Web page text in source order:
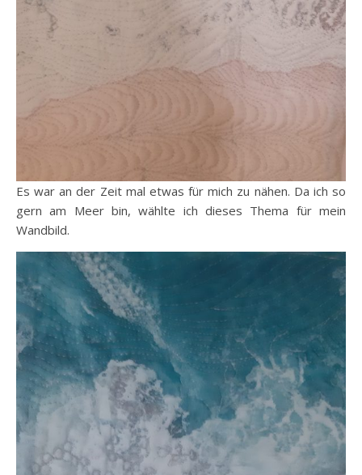
Es war an der Zeit mal etwas für mich zu nähen. Da ich so
gern am Meer bin, wählte ich dieses Thema für mein
Wandbild.